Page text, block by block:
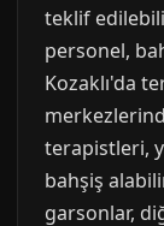
teklif
personel,
Kozaklı'da
terapistleri,
bahşiş
garsonlar,